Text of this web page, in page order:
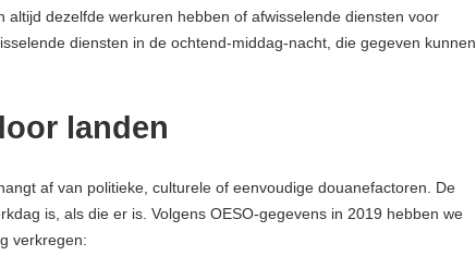
altijd dezelfde werkuren hebben of afwisselende diensten voor
diensten in de ochtend-middag-nacht, die gegeven kunnen
landen
af van politieke, culturele of eenvoudige douanefactoren. De
is, als die er is. Volgens OESO-gegevens in 2019 hebben we
verkregen: